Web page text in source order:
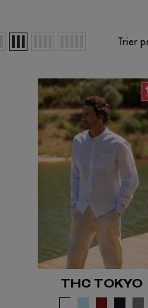
Trier
THC TOKYO